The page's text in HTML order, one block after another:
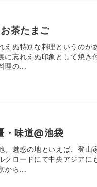
茶たまご
えぬ特別な料理というのが
に忘れえぬ印象として焼き
理の...
・味道@池袋
、魅惑の地といえば、登山
クロードにて中央アジアに
から...